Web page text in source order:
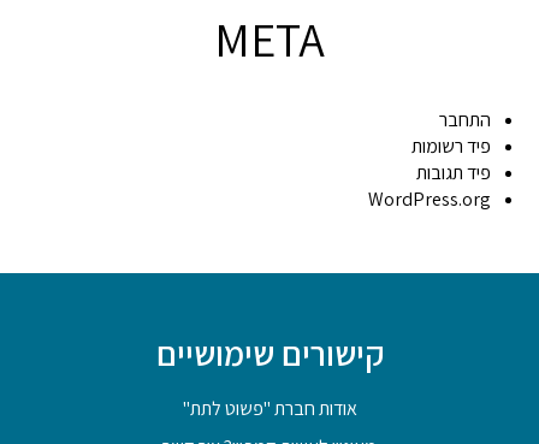
META
התחבר
פיד רשומות
פיד תגובות
WordPress.org
קישורים שימושיים
אודות חברת "פשוט לתת"